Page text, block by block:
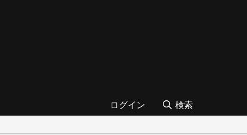
ログイン 検索